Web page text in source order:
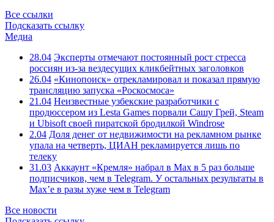
Все ссылки
Подсказать ссылку
Медиа
28.04 Эксперты отмечают постоянный рост стресса
россиян из-за вездесущих кликбейтных заголовков
26.04 «Кинопоиск» отрекламировал и показал прямую
трансляцию запуска «Роскосмоса»
21.04 Неизвестные узбекские разработчики с
продюссером из Lesta Games порвали Сашу Грей, Steam
и Ubisoft своей пиратской бродилкой Windrose
2.04 Доля денег от недвижимости на рекламном рынке
упала на четверть, ЦИАН рекламируется лишь по
телеку
31.03 Аккаунт «Кремля» набрал в Max в 5 раз больше
подписчиков, чем в Telegram. У остальных результаты в
Max’е в разы хуже чем в Telegram
Все новости